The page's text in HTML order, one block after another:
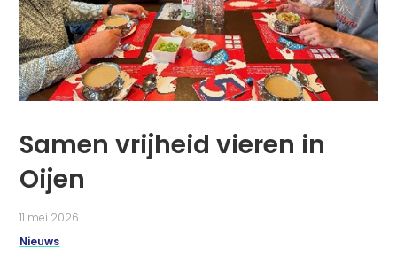
Samen vrijheid vieren in
Oijen
11 mei 2026
Nieuws